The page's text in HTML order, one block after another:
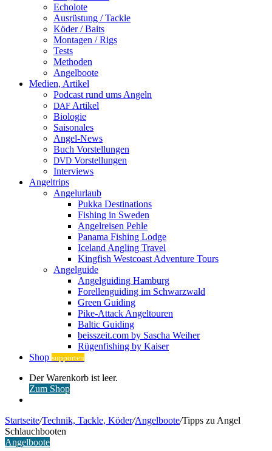
Echolote
Ausrüstung / Tackle
Köder / Baits
Montagen / Rigs
Tests
Methoden
Angelboote
Medien, Artikel
Podcast rund ums Angeln
DAF Artikel
Biologie
Saisonales
Angel-News
Buch Vorstellungen
DVD Vorstellungen
Interviews
Angeltrips
Angelurlaub
Pukka Destinations
Fishing in Sweden
Angelreisen Pehle
Panama Fishing Lodge
Iceland Angling Travel
Kingfish Westcoast Adventure Tours
Angelguide
Angelguiding Hamburg
Forellenguiding im Schwarzwald
Green Guiding
Pike-Attack Angeltouren
Baltic Guiding
beisszeit.com by Sascha Weiher
Rügenfishing by Kaiser
Shop supporten
Warenkorb
ansehen
Der Warenkorb ist leer.
Zum Shop
Startseite/Technik, Tackle, Köder/Angelboote/Tipps zu Angel
Schlauchbooten
Angelboote